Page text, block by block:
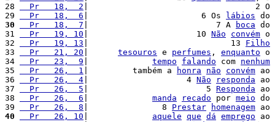
28
  Pr   18,  2
|                                  2 O
29
  Pr   18,  6
|                       6 Os lábios do
30
  Pr   18,  7
|                          7 A boca do
31
  Pr   19, 10
|                      10 Não convém o
32
  Pr   19, 13
|                             13 Filho
33
  Pr   21, 20
tesouros e perfumes , enquanto o
34
  Pr   23,  9
tempo falando com nenhum
35
  Pr   26,  1
|         também a honra não convém ao
36
  Pr   26,  4
|                    4 Não responda ao
37
  Pr   26,  5
|                        5 Responda ao
38
  Pr   26,  6
manda recado por meio do
39
  Pr   26,  8
|               8 Prestar homenagem ao
40
  Pr   26, 10
aquele que dá emprego ao